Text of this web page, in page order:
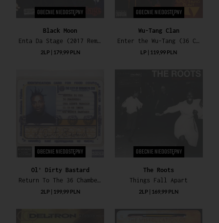
OBECNIE NIEDOSTĘPNY
Black Moon
Enta Da Stage (2017 Remaster)
2LP | 179,99 PLN
OBECNIE NIEDOSTĘPNY
Wu-Tang Clan
Enter the Wu-Tang (36 Chambers)
LP | 119,99 PLN
OBECNIE NIEDOSTĘPNY
Ol' Dirty Bastard
Return To The 36 Chambers: The Dirty Version
2LP | 199,99 PLN
OBECNIE NIEDOSTĘPNY
The Roots
Things Fall Apart
2LP | 169,99 PLN